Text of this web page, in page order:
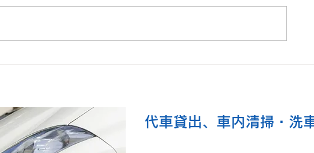
O様 ダイハツ タントファン
K様 トヨタ
代車貸出、車内清掃・洗